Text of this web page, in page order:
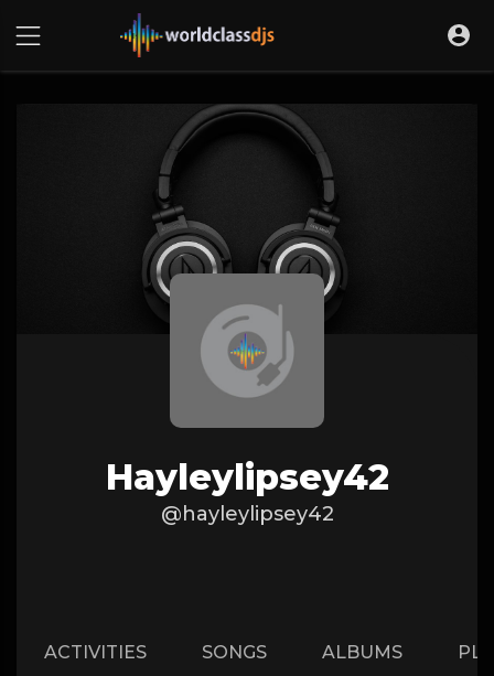
Hayleylipsey42
@hayleylipsey42
ACTIVITIES SONGS ALBUMS